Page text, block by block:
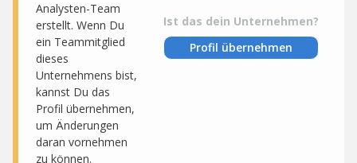
Analysten-Team
erstellt. Wenn Du
ein Teammitglied
dieses
Unternehmens bist,
kannst Du das
Profil übernehmen,
um Änderungen
daran vornehmen
zu können.
Ist das dein Unternehmen?
Profil übernehmen